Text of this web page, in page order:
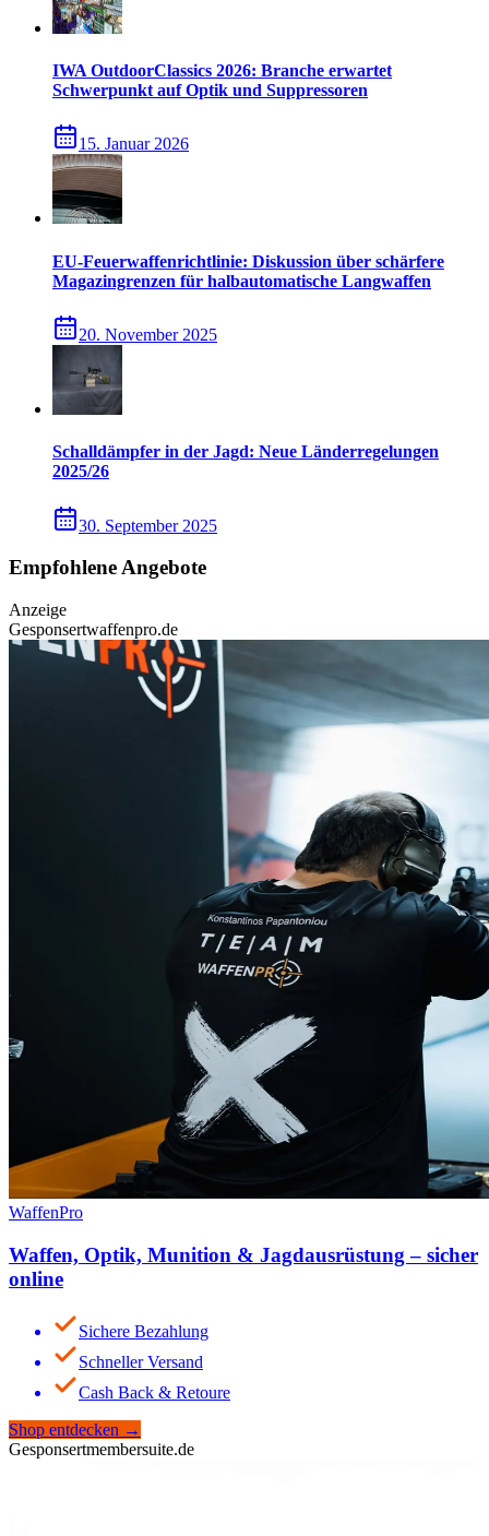
IWA OutdoorClassics 2026: Branche erwartet
Schwerpunkt auf Optik und Suppressoren
15. Januar 2026
EU-Feuerwaffenrichtlinie: Diskussion über schärfere
Magazingrenzen für halbautomatische Langwaffen
20. November 2025
Schalldämpfer in der Jagd: Neue Länderregelungen
2025/26
30. September 2025
Empfohlene Angebote
Anzeige
Gesponsertwaffenpro.de
WaffenPro
Waffen, Optik, Munition & Jagdausrüstung – sicher
online
Sichere Bezahlung
Schneller Versand
Cash Back & Retoure
Shop entdecken →
Gesponsertmembersuite.de